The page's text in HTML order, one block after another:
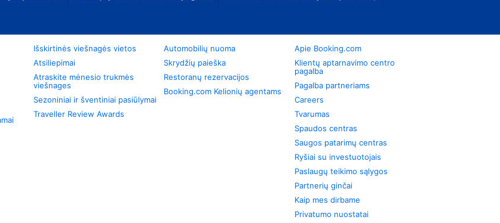
Išskirtinės viešnagės vietos
Atsiliepimai
Atraskite mėnesio trukmės
viešnages
Sezoniniai ir šventiniai pasiūlymai
Traveller Review Awards
Automobilių nuoma
Skrydžių paieška
Restoranų rezervacijos
Booking.com Kelionių agentams
Apie Booking.com
Klientų aptarnavimo centro
pagalba
Pagalba partneriams
Careers
Tvarumas
Spaudos centras
Saugos patarimų centras
Ryšiai su investuotojais
Paslaugų teikimo sąlygos
Partnerių ginčai
Kaip mes dirbame
Privatumo nuostatai